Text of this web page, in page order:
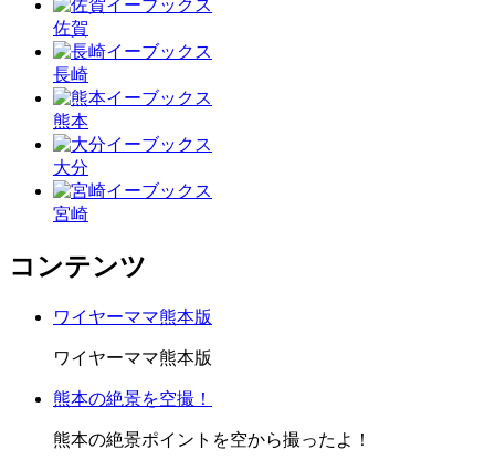
佐賀
長崎
熊本
大分
宮崎
コンテンツ
ワイヤーママ熊本版
ワイヤーママ熊本版
熊本の絶景を空撮！
熊本の絶景ポイントを空から撮ったよ！